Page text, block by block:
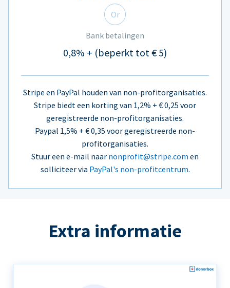
Or
Bank betalingen
0,8% + (beperkt tot € 5)
Stripe en PayPal houden van non-profitorganisaties.
Stripe biedt een korting van 1,2% + € 0,25 voor
geregistreerde non-profitorganisaties.
Paypal 1,5% + € 0,35 voor geregistreerde non-
profitorganisaties.
Stuur een e-mail naar nonprofit@stripe.com en
solliciteer via PayPal's non-profitcentrum.
Extra informatie